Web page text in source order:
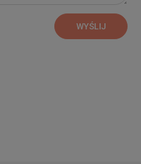
WYŚLIJ